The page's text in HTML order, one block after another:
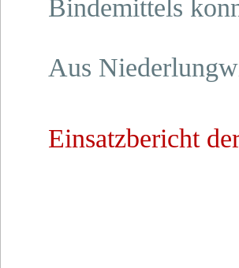
Bindemittels
Aus
Einsatzbericht